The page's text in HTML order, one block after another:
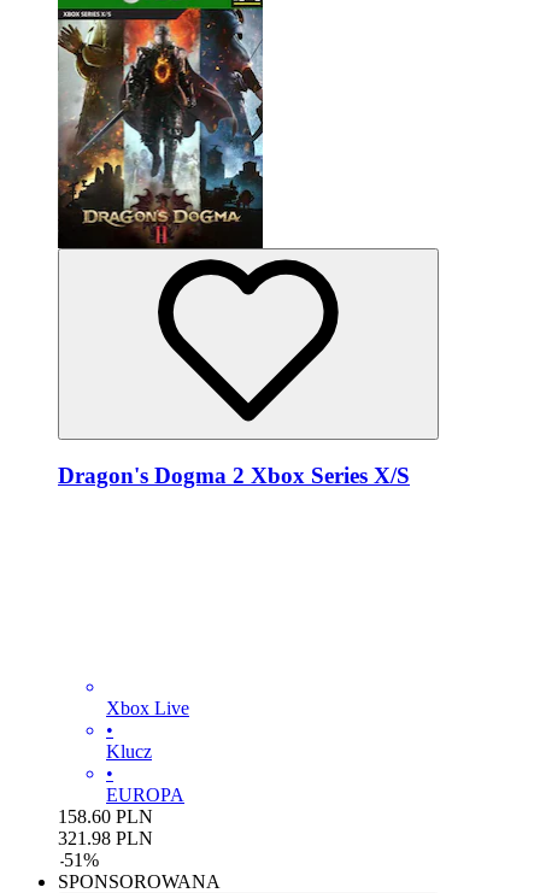
Dragon's Dogma 2 Xbox Series X/S
Xbox Live
•
Klucz
•
EUROPA
158.60 PLN
321.98 PLN
-51%
SPONSOROWANA